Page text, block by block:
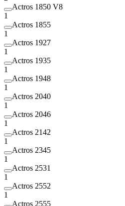
Actros 1850 V8
1
Actros 1855
1
Actros 1927
1
Actros 1935
1
Actros 1948
1
Actros 2040
1
Actros 2046
1
Actros 2142
1
Actros 2345
1
Actros 2531
1
Actros 2552
1
Actros 2555